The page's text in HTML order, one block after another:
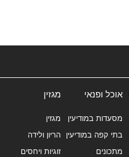
אוכל ופנאי
מסעדות במודיעין
בתי קפה במודיעין
מתכונים
מגזין
מגזין
הריון ולידה
זוגיות ויחסים